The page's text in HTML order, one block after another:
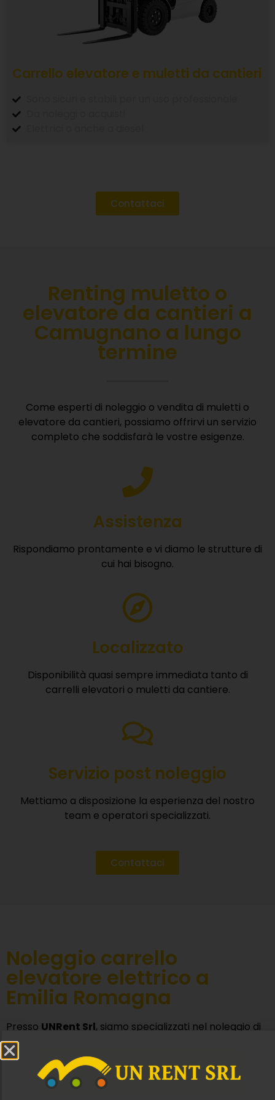
Carrello elevatore e muletti da cantieri
Contattaci
Renting muletto o
elevatore da cantieri a
Camugnano a lungo
termine
Come esperti di noleggio o vendita di muletti o
elevatore da cantieri, possiamo offrirvi un servizio
completo che soddisfarà le vostre esigenze.
Assistenza
Rispondiamo prontamente e vi diamo le strutture di
cui hai bisogno.
Localizzato
Disponibilità quasi sempre immediata tanto di
carrelli elevatori o muletti da cantiere.
Servizio post noleggio
Mettiamo a disposizione la esperienza del nostro
team e operatori specializzati.
Contattaci
Noleggio carrello
elevatore elettrico a
Emilia Romagna
Presso UNRent Srl, siamo specializzati nel noleggio di
sollevatori elettrici per uso edilizio, ideali in contesti
edili impegnativi.
Grazie alla nostra collaborazione con fornitori